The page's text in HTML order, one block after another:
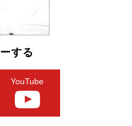
るのか？ 「天
ウジ国王の第
する
YouTube